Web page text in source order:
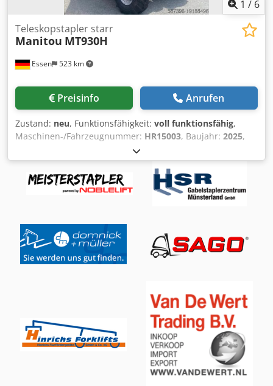
1 / 6
Essen 523 km
Teleskopstapler starr
Manitou MT930H
Preisinfo Anrufen
Zustand: neu, Funktionsfähigkeit: voll funktionsfähig,
Maschinen-/Fahrzeugnummer: HR15003, Baujahr: 2025,
, Hubhöhe:8’850 mm
Diesel, Masttyp:ausziehbar, Bauhöhe:1’990 mm, Leistung:
55 kW (74.78 PS), Gabelträgerbreite:1’260 mm,
Gabellänge:1’200 mm, Leergewicht:6’550 kg,
Diesel, Baubreite:
HR15003 Lastschwerpunkt: 500 Gabelbreite: 125 mm
Dedewlw Euspfx Aitsck Gabeldicke: 45 mm ISO Klasse: ISO
Klasse 3 = 2.500 - 4.999 kg Masttyp: Teleskop Getriebe:
Hydrostatisch Zustand: Neugerät Zustand Technisch: Neu
Zustand: Neu Bereifung hinten Typ: Luft Bereifung hinten
Grösse: ALLIANCE 380/75 R20 148A8 A580 Bereifung hinten
Zustand: Neu Beschreibung: 12 Monate Werksgarantie /
Max. 2000 Betriebsstunden Arbeitsscheinwerfer hinten,
Arbeitsscheinwerfer vorn, STVZO, Vollkabine, CE Zertifikat,
Innenspiegel, Außenspiegel, Joystick, Scheibenwischer,
LED, Sitz, Zusätzliche Hydraulikfunktion